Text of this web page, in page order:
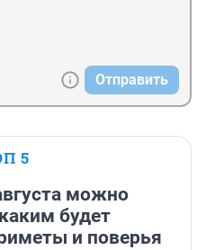
Отправить
5
можно
будет
и поверья